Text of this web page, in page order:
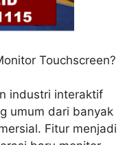
Touchscreen?
industri interaktif
umum dari banyak
Fitur menjadi